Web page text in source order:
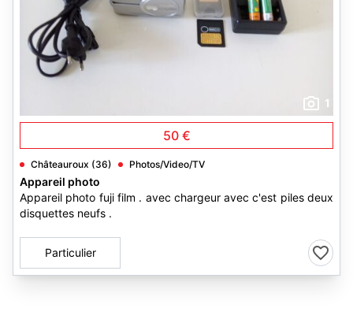
1
50 €
Châteauroux (36) Photos/Video/TV
Appareil photo
Appareil photo fuji film . avec chargeur avec c'est piles deux
disquettes neufs .
Particulier